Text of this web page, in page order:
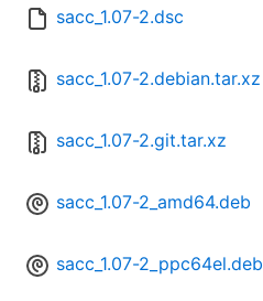
sacc_1.07-2.dsc
sacc_1.07-2.debian.tar.xz
sacc_1.07-2.git.tar.xz
sacc_1.07-2_amd64.deb
sacc_1.07-2_ppc64el.deb